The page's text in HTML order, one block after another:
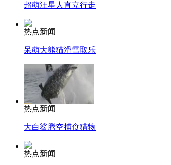
超萌汪星人直立行走
热点新闻
呆萌大熊猫滑雪取乐
热点新闻
大白鲨腾空捕食猎物
热点新闻